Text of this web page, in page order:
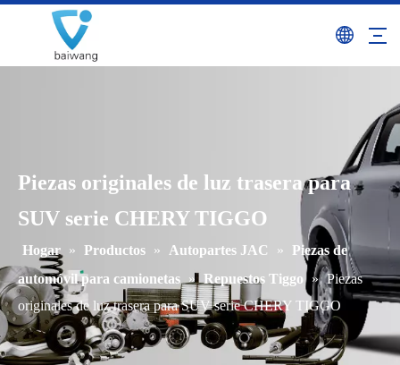
Piezas originales de luz trasera para
SUV serie CHERY TIGGO
Hogar » Productos » Autopartes JAC »
Piezas de
automóvil para camionetas » Repuestos Tiggo » Piezas
originales de luz trasera para SUV serie CHERY TIGGO